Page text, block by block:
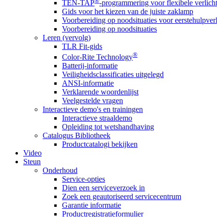
TEN-TAP -programmering voor flexibele
Gids voor het kiezen van de juiste zaklamp
Voorbereiding op noodsituaties voor
Voorbereiding op noodsituaties
Leren (vervolg)
TLR Fit-gids
Color-Rite Technology®
Batterij-informatie
Veiligheidsclassificaties uitgelegd
ANSI-informatie
Verklarende woordenlijst
Veelgestelde vragen
Interactieve demo's en trainingen
Interactieve straaldemo
Opleiding tot wetshandhaving
Catalogus Bibliotheek
Productcatalogi bekijken
Video
Steun
Onderhoud
Service-opties
Dien een serviceverzoek in
Zoek een geautoriseerd servicecentrum
Garantie informatie
Productregistratieformulier